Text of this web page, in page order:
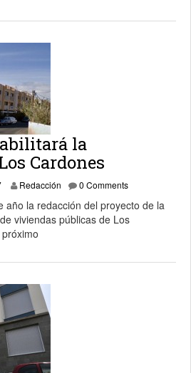
la
Cardones
23 marzo, 2017
Redacción 0 Comments
año la redacción del proyecto de la
viviendas públicas de Los